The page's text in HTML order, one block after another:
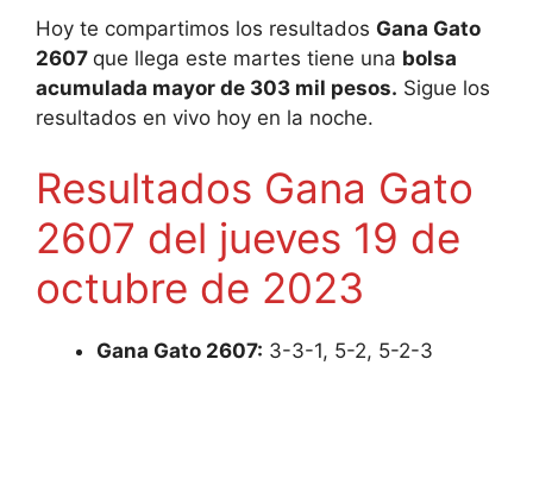
Hoy te compartimos los resultados Gana Gato
2607 que llega este martes tiene una bolsa
acumulada mayor de 303 mil pesos. Sigue los
resultados en vivo hoy en la noche.
Resultados Gana Gato
2607 del jueves 19 de
octubre de 2023
Gana Gato 2607: 3-3-1, 5-2, 5-2-3